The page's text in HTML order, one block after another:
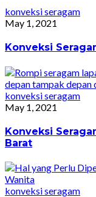
konveksi seragam
May 1, 2021
Konveksi
konveksi seragam
May 1, 2021
Konveksi
Barat
konveksi seragam